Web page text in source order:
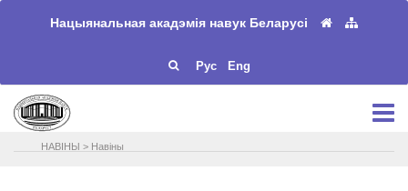
Нацыянальная акадэмія навук Беларусі
Рус Eng
НАВIНЫ > Навіны